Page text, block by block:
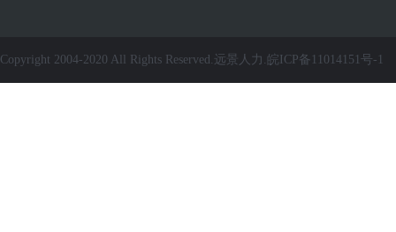
Copyright 2004-2020 All Rights Reserved.远景人力. 皖ICP备11014151号-1